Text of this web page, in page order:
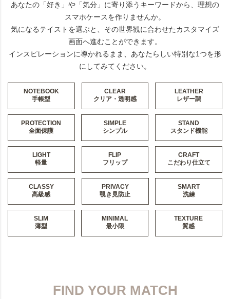
あなたの「好き」や「気分」に寄り添うキーワードから、理想の
スマホケースを作りませんか。
気になるテイストを選ぶと、その世界観に合わせたカスタマイズ
画面へ進むことができます。
インスピレーションに導かれるまま、あなたらしい特別な1つを形
にしてみてください。
NOTEBOOK
手帳型
CLEAR
クリア・透明感
LEATHER
レザー調
PROTECTION
全面保護
SIMPLE
シンプル
STAND
スタンド機能
LIGHT
軽量
FLIP
フリップ
CRAFT
こだわり仕立て
CLASSY
高級感
PRIVACY
覗き見防止
SMART
洗練
SLIM
薄型
MINIMAL
最小限
TEXTURE
質感
FIND YOUR MATCH